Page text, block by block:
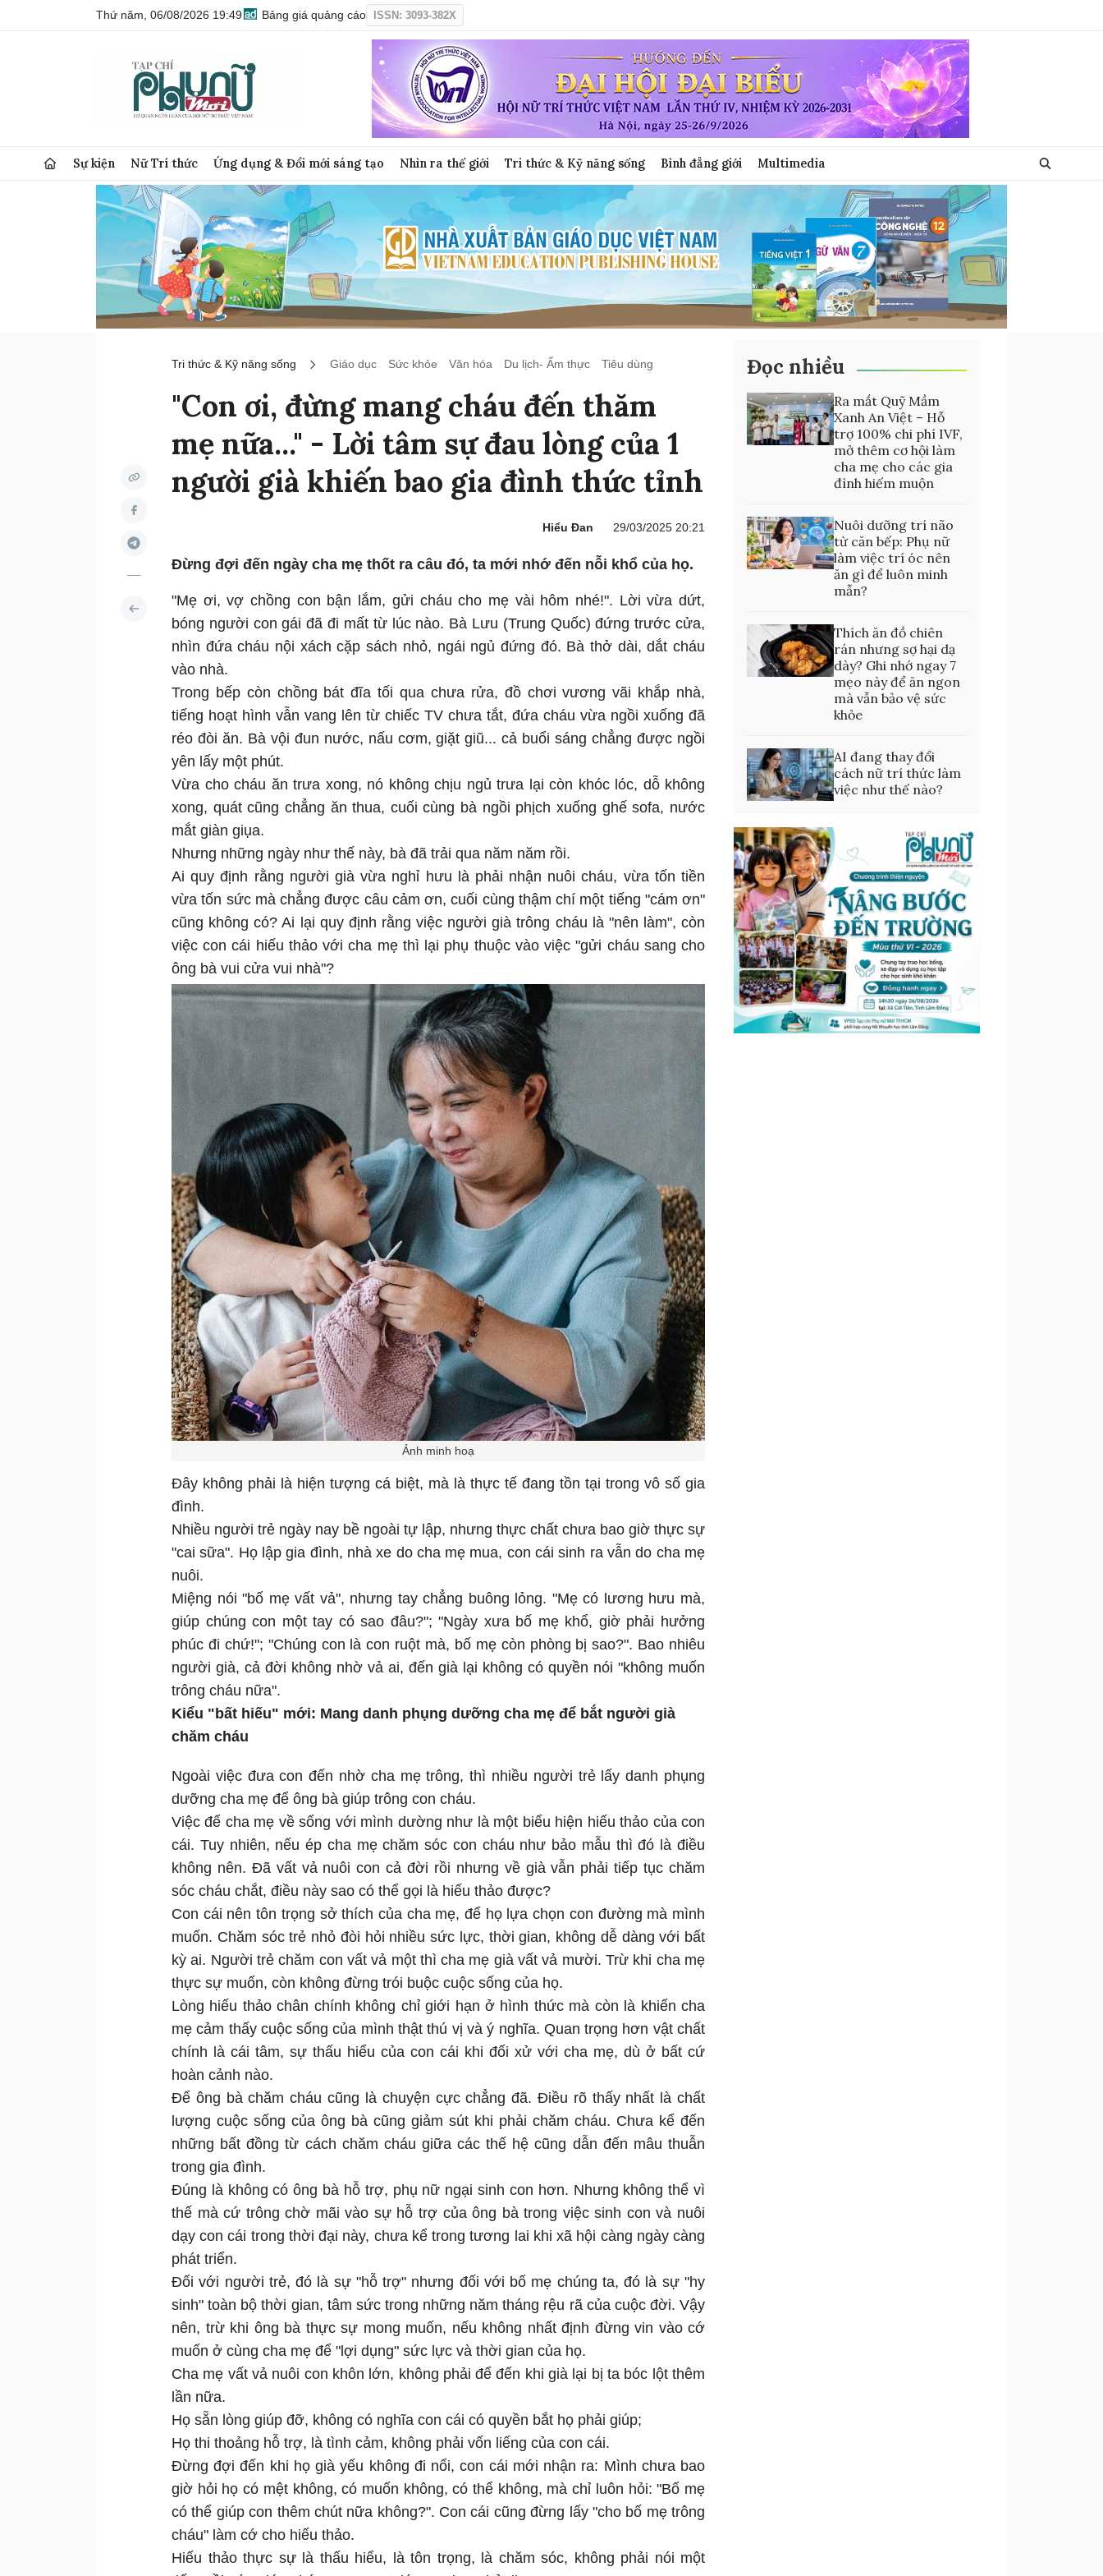
Thứ năm, 06/08/2026 19:49 Bảng giá quảng cáo ISSN: 3093-382X
Sự kiện Nữ Trí thức Ứng dụng & Đổi mới sáng tạo Nhìn ra thế giới Tri thức & Kỹ năng sống Bình đẳng giới Multimedia
Tri thức & Kỹ năng sống Giáo dục Sức khỏe Văn hóa Du lịch- Ẩm thực Tiêu dùng
"Con ơi, đừng mang cháu đến thăm
mẹ nữa..." - Lời tâm sự đau lòng của 1
người già khiến bao gia đình thức tỉnh
Hiểu Đan 29/03/2025 20:21
Đừng đợi đến ngày cha mẹ thốt ra câu đó, ta mới nhớ đến nỗi khổ của họ.
"Mẹ ơi, vợ chồng con bận lắm, gửi cháu cho mẹ vài hôm nhé!". Lời vừa dứt,
bóng người con gái đã đi mất từ lúc nào. Bà Lưu (Trung Quốc) đứng trước cửa,
nhìn đứa cháu nội xách cặp sách nhỏ, ngái ngủ đứng đó. Bà thở dài, dắt cháu
vào nhà.
Trong bếp còn chồng bát đĩa tối qua chưa rửa, đồ chơi vương vãi khắp nhà,
tiếng hoạt hình vẫn vang lên từ chiếc TV chưa tắt, đứa cháu vừa ngồi xuống đã
réo đòi ăn. Bà vội đun nước, nấu cơm, giặt giũ... cả buổi sáng chẳng được ngồi
yên lấy một phút.
Vừa cho cháu ăn trưa xong, nó không chịu ngủ trưa lại còn khóc lóc, dỗ không
xong, quát cũng chẳng ăn thua, cuối cùng bà ngồi phịch xuống ghế sofa, nước
mắt giàn giụa.
Nhưng những ngày như thế này, bà đã trải qua năm năm rồi.
Ai quy định rằng người già vừa nghỉ hưu là phải nhận nuôi cháu, vừa tốn tiền
vừa tốn sức mà chẳng được câu cảm ơn, cuối cùng thậm chí một tiếng "cám ơn"
cũng không có? Ai lại quy định rằng việc người già trông cháu là "nên làm", còn
việc con cái hiếu thảo với cha mẹ thì lại phụ thuộc vào việc "gửi cháu sang cho
ông bà vui cửa vui nhà"?
Ảnh minh hoạ
Đây không phải là hiện tượng cá biệt, mà là thực tế đang tồn tại trong vô số gia
đình.
Nhiều người trẻ ngày nay bề ngoài tự lập, nhưng thực chất chưa bao giờ thực sự
"cai sữa". Họ lập gia đình, nhà xe do cha mẹ mua, con cái sinh ra vẫn do cha mẹ
nuôi.
Miệng nói "bố mẹ vất vả", nhưng tay chẳng buông lỏng. "Mẹ có lương hưu mà,
giúp chúng con một tay có sao đâu?"; "Ngày xưa bố mẹ khổ, giờ phải hưởng
phúc đi chứ!"; "Chúng con là con ruột mà, bố mẹ còn phòng bị sao?". Bao nhiêu
người già, cả đời không nhờ vả ai, đến già lại không có quyền nói "không muốn
trông cháu nữa".
Kiểu "bất hiếu" mới: Mang danh phụng dưỡng cha mẹ để bắt người già
chăm cháu
Ngoài việc đưa con đến nhờ cha mẹ trông, thì nhiều người trẻ lấy danh phụng
dưỡng cha mẹ để ông bà giúp trông con cháu.
Việc để cha mẹ về sống với mình dường như là một biểu hiện hiếu thảo của con
cái. Tuy nhiên, nếu ép cha mẹ chăm sóc con cháu như bảo mẫu thì đó là điều
không nên. Đã vất vả nuôi con cả đời rồi nhưng về già vẫn phải tiếp tục chăm
sóc cháu chắt, điều này sao có thể gọi là hiếu thảo được?
Con cái nên tôn trọng sở thích của cha mẹ, để họ lựa chọn con đường mà mình
muốn. Chăm sóc trẻ nhỏ đòi hỏi nhiều sức lực, thời gian, không dễ dàng với bất
kỳ ai. Người trẻ chăm con vất vả một thì cha mẹ già vất vả mười. Trừ khi cha mẹ
thực sự muốn, còn không đừng trói buộc cuộc sống của họ.
Lòng hiếu thảo chân chính không chỉ giới hạn ở hình thức mà còn là khiến cha
mẹ cảm thấy cuộc sống của mình thật thú vị và ý nghĩa. Quan trọng hơn vật chất
chính là cái tâm, sự thấu hiểu của con cái khi đối xử với cha mẹ, dù ở bất cứ
hoàn cảnh nào.
Để ông bà chăm cháu cũng là chuyện cực chẳng đã. Điều rõ thấy nhất là chất
lượng cuộc sống của ông bà cũng giảm sút khi phải chăm cháu. Chưa kể đến
những bất đồng từ cách chăm cháu giữa các thế hệ cũng dẫn đến mâu thuẫn
trong gia đình.
Đúng là không có ông bà hỗ trợ, phụ nữ ngại sinh con hơn. Nhưng không thể vì
thế mà cứ trông chờ mãi vào sự hỗ trợ của ông bà trong việc sinh con và nuôi
dạy con cái trong thời đại này, chưa kể trong tương lai khi xã hội càng ngày càng
phát triển.
Đối với người trẻ, đó là sự "hỗ trợ" nhưng đối với bố mẹ chúng ta, đó là sự "hy
sinh" toàn bộ thời gian, tâm sức trong những năm tháng rệu rã của cuộc đời. Vậy
nên, trừ khi ông bà thực sự mong muốn, nếu không nhất định đừng vin vào cớ
muốn ở cùng cha mẹ để "lợi dụng" sức lực và thời gian của họ.
Cha mẹ vất vả nuôi con khôn lớn, không phải để đến khi già lại bị ta bóc lột thêm
lần nữa.
Họ sẵn lòng giúp đỡ, không có nghĩa con cái có quyền bắt họ phải giúp;
Họ thi thoảng hỗ trợ, là tình cảm, không phải vốn liếng của con cái.
Đừng đợi đến khi họ già yếu không đi nổi, con cái mới nhận ra: Mình chưa bao
giờ hỏi họ có mệt không, có muốn không, có thể không, mà chỉ luôn hỏi: "Bố mẹ
có thể giúp con thêm chút nữa không?". Con cái cũng đừng lấy "cho bố mẹ trông
cháu" làm cớ cho hiếu thảo.
Hiếu thảo thực sự là thấu hiểu, là tôn trọng, là chăm sóc, không phải nói một
Đọc nhiều
Ra mắt Quỹ Mầm
Xanh An Việt – Hỗ
trợ 100% chi phí IVF,
mở thêm cơ hội làm
cha mẹ cho các gia
đình hiếm muộn
Nuôi dưỡng trí não
từ căn bếp: Phụ nữ
làm việc trí óc nên
ăn gì để luôn minh
mẫn?
Thích ăn đồ chiên
rán nhưng sợ hại dạ
dày? Ghi nhớ ngay 7
mẹo này để ăn ngon
mà vẫn bảo vệ sức
khỏe
AI đang thay đổi
cách nữ trí thức làm
việc như thế nào?